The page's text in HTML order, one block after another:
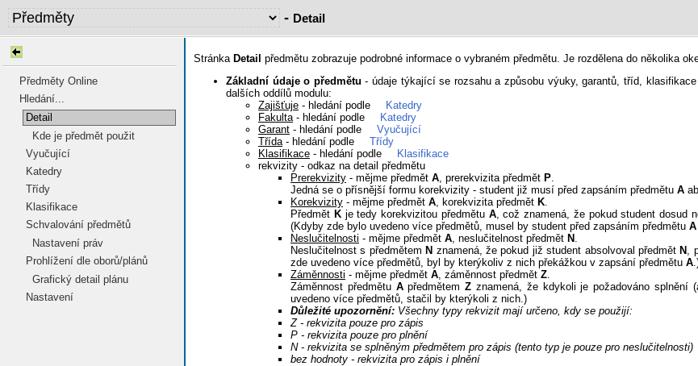
- Detail
Předměty Online
Hledání...
Detail
Kde je předmět použit
Vyučující
Katedry
Třídy
Klasifikace
Schvalování předmětů
Nastavení práv
Prohlížení dle oborů/plánů
Grafický detail plánu
Nastavení
Stránka Detail předmětu zobrazuje podrobné informace o vybraném předmětu. Je rozdělena do několika
Základní údaje o předmětu - údaje týkající se rozsahu a způsobu výuky, garantů, tříd,
dalších oddílů modulu:
Zajišťuje - hledání podle
Katedry
Fakulta - hledání podle
Katedry
Garant - hledání podle
Vyučující
Třída - hledání podle
Třídy
Klasifikace - hledání podle
Klasifikace
rekvizity - odkaz na detail předmětu
Prerekvizity - mějme předmět A , prerekvizita předmět P
Jedná se o přísnější formu korekvizity - student již musí před zapsáním předmětu A
Korekvizity - mějme předmět A , korekvizita předmět K
Předmět Kje tedy korekvizitou předmětu A, což znamená, že pokud student dosud
(Kdyby zde bylo uvedeno více předmětů, musel by student před zapsáním předmětu A
Neslučitelnosti - mějme předmět A , neslučitelnost předmět N
Neslučitelnost s předmětem N znamená, že pokud již student absolvoval předmět N ,
zde uvedeno více předmětů, byl by kterýkoliv z nich překážkou v zapsání předmětu A
Záměnnosti - mějme předmět A , záměnnost předmět Z
Záměnnost předmětu ApředmětemZ znamená, že kdykoli je požadováno splnění
uvedeno více předmětů, stačil by kterýkoli z nich.)
Důležité upozornění: Všechny typy rekvizit mají určeno, kdy se použijí:
Z - rekvizita pouze pro zápis
P - rekvizita pouze pro plnění
N - rekvizita se splněným předmětem pro zápis (tento typ je pouze pro neslučitelnosti)
bez hodnoty - rekvizita pro zápis i plnění